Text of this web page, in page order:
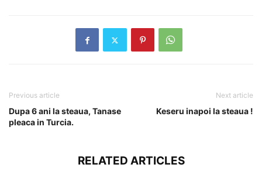
Previous article
Dupa 6 ani la steaua, Tanase
pleaca in Turcia.
Next article
Keseru inapoi la steaua !
RELATED ARTICLES